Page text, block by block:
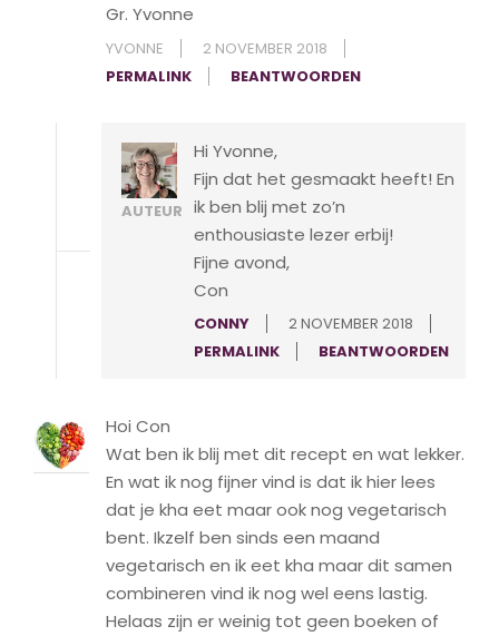
Gr. Yvonne
YVONNE
2 NOVEMBER 2018
PERMALINK
BEANTWOORDEN
AUTEUR
Hi Yvonne,
Fijn dat het gesmaakt heeft! En
ik ben blij met zo’n
enthousiaste lezer erbij!
Fijne avond,
Con
CONNY
2 NOVEMBER 2018
PERMALINK
BEANTWOORDEN
Hoi Con
Wat ben ik blij met dit recept en wat lekker.
En wat ik nog fijner vind is dat ik hier lees
dat je kha eet maar ook nog vegetarisch
bent. Ikzelf ben sinds een maand
vegetarisch en ik eet kha maar dit samen
combineren vind ik nog wel eens lastig.
Helaas zijn er weinig tot geen boeken of